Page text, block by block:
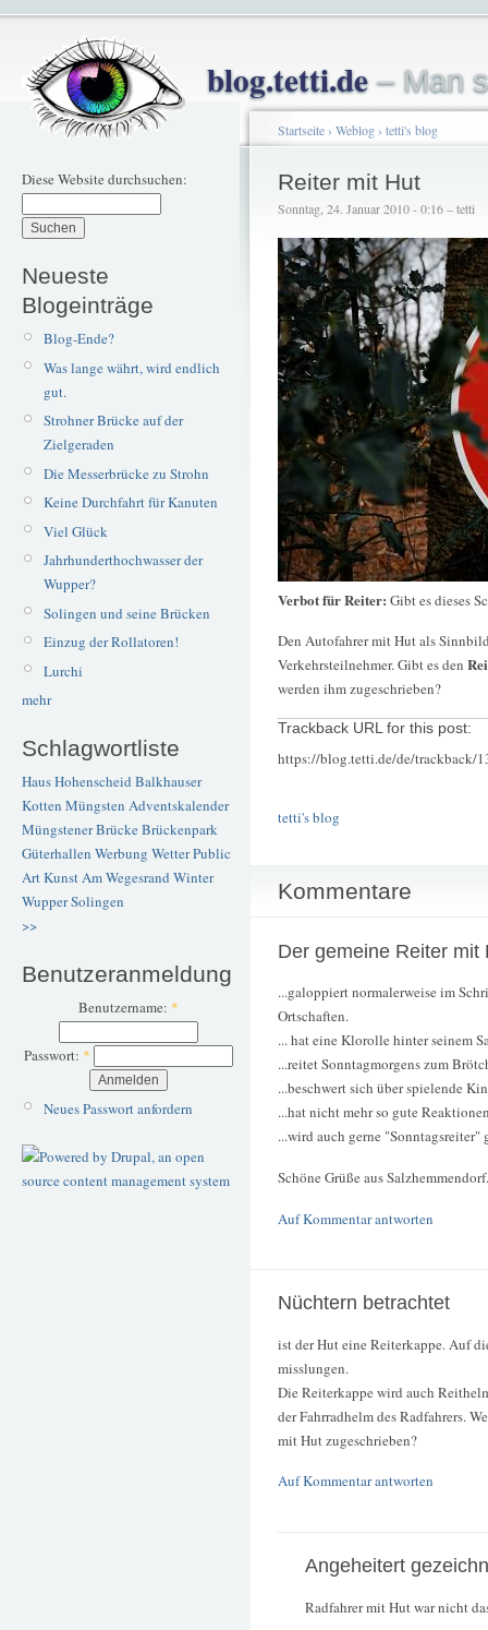
blog.tetti.de– Man
Diese Website durchsuchen:
Neueste
Blogeinträge
Blog-Ende?
Was lange währt, wird endlich
gut.
Strohner Brücke auf der
Zielgeraden
Die Messerbrücke zu Strohn
Keine Durchfahrt für Kanuten
Viel Glück
Jahrhunderthochwasser der
Wupper?
Solingen und seine Brücken
Einzug der Rollatoren!
Lurchi
mehr
Schlagwortliste
Haus Hohenscheid Balkhauser
Kotten Müngsten Adventskalender
Müngstener BrückeBrückenpark
Güterhallen Werbung WetterPublic
ArtKunstAm Wegesrand Winter
WupperSolingen
>>
Benutzeranmeldung
Benutzername: *
Passwort: *
Neues Passwort anfordern
Startseite› Weblog› tetti's blog
Reiter mit Hut
Sonntag, 24. Januar 2010 - 0:16 – tetti
Verbot für Reiter: Gibt es dieses
Den Autofahrer mit Hut als
Verkehrsteilnehmer. Gibt es den
werden ihm zugeschrieben?
Trackback URL for this post:
https://blog.tetti.de/de/trackback/
tetti's blog
Kommentare
Der gemeine Reiter mit
...galoppiert normalerweise im
Ortschaften.
... hat eine Klorolle hinter seinem
...reitet Sonntagmorgens zum
...beschwert sich über spielende
...hat nicht mehr so gute
...wird auch gerne "Sonntagsreiter"
Schöne Grüße aus Salzhemmendorf.
Auf Kommentar antworten
Nüchtern betrachtet
ist der Hut eine Reiterkappe. Auf
misslungen.
Die Reiterkappe wird auch
der Fahrradhelm des Radfahrers.
mit Hut zugeschrieben?
Auf Kommentar antworten
Angeheitert
Radfahrer mit Hut war nicht